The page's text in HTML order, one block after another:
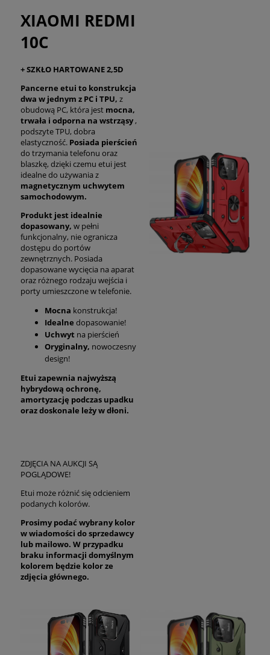
XIAOMI REDMI
10C
+ SZKŁO HARTOWANE 2,5D
Pancerne etui to konstrukcja
dwa w jednym z PC i TPU, z
obudową PC, która jest mocna,
trwała i odporna na wstrząsy,
podszyte TPU, dobra
elastyczność. Posiada pierścień
do trzymania telefonu oraz
blaszkę, dzięki czemu etui jest
idealne do używania z
magnetycznym uchwytem
samochodowym.
Produkt jest idealnie
dopasowany, w pełni
funkcjonalny, nie ogranicza
dostępu do portów
zewnętrznych. Posiada
dopasowane wycięcia na aparat
oraz różnego rodzaju wejścia i
porty umieszczone w telefonie.
Mocna konstrukcja!
Idealne dopasowanie!
Uchwyt na pierścień
Oryginalny, nowoczesny
design!
Etui zapewnia najwyższą
hybrydową ochronę,
amortyzację podczas upadku
orazdoskonale leży w dłoni.
ZDJĘCIA NA AUKCJI SĄ
POGLĄDOWE!
Etui może różnić się odcieniem
podanych kolorów.
Prosimy podać wybrany kolor
w wiadomości do sprzedawcy
lub mailowo. W przypadku
braku informacji domyślnym
kolorem będzie kolor ze
zdjęcia głównego.